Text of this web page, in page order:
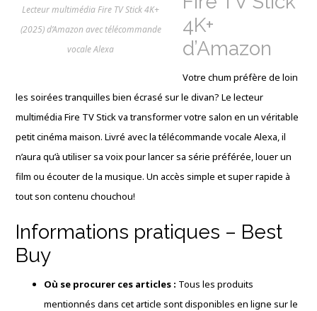
Lecteur multimédia Fire TV Stick 4K+
(2025) d’Amazon avec télécommande
vocale Alexa
4K+
d’Amazon
Votre chum préfère de loin
les soirées tranquilles bien écrasé sur le divan? Le lecteur
multimédia Fire TV Stick va transformer votre salon en un véritable
petit cinéma maison. Livré avec la télécommande vocale Alexa, il
n’aura qu’à utiliser sa voix pour lancer sa série préférée, louer un
film ou écouter de la musique. Un accès simple et super rapide à
tout son contenu chouchou!
Informations pratiques – Best
Buy
Où se procurer ces articles : Tous les produits
mentionnés dans cet article sont disponibles en ligne sur le